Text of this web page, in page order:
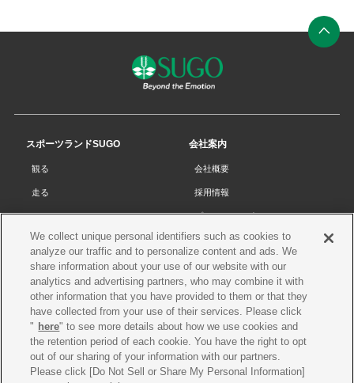
の
スポーツランドSUGO
観る
走る
チケット
リザルト
コース・施設
SUGOで遊ぼう
スクール
イベントスケジュール
営業案内・アクセス
会社案内
会社概要
採用情報
プライバシーポリシー
Cookieポリシー
サイトマップ
お問い合わせ
プレス申請
We collect unique personal identifiers such as cookies to
analyze our traffic and to personalize content and ads. We
share information about your use of our website with our
analytics and advertising partners, who may combine it with
other information that you have provided to them or that they
have collected from your use of their services. Please click
" here" to see more details about how we use cookies and
the retention period of each cookie. You have the right to opt
out of our sharing of your information with our partners.
Please click [Do Not Sell or Share My Personal Information]